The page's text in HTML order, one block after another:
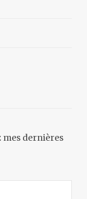
mes dernières